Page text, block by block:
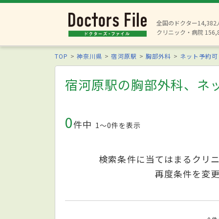
全国のドクター14,382
クリニック・病院
TOP 神奈川県 宿河原駅 胸部外科 ネット予約可
宿河原駅の胸部外科、ネ
0件中 1〜0件を表示
検索条件に当てはまるクリ
再度条件を変